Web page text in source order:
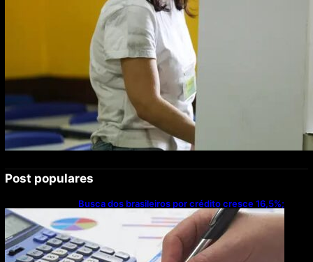
Post populares
Busca dos brasileiros por crédito cresce 16,5%;
Mato Grosso lidera ranking entre estados